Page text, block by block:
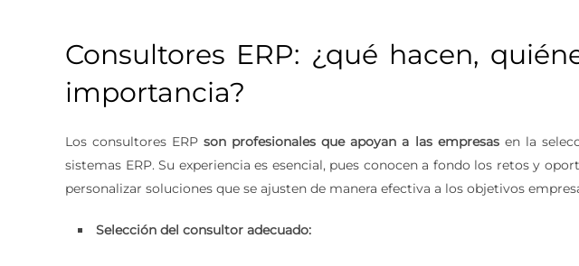
Consultores ERP: ¿qué hacen,
importancia?
Los consultores ERPson profesionales que apoyan a las empresasen la
sistemas ERP. Su experiencia es esencial, pues conocen a fondo los retos y
personalizar soluciones que se ajusten de manera efectiva a los objetivos
Selección del consultor adecuado: